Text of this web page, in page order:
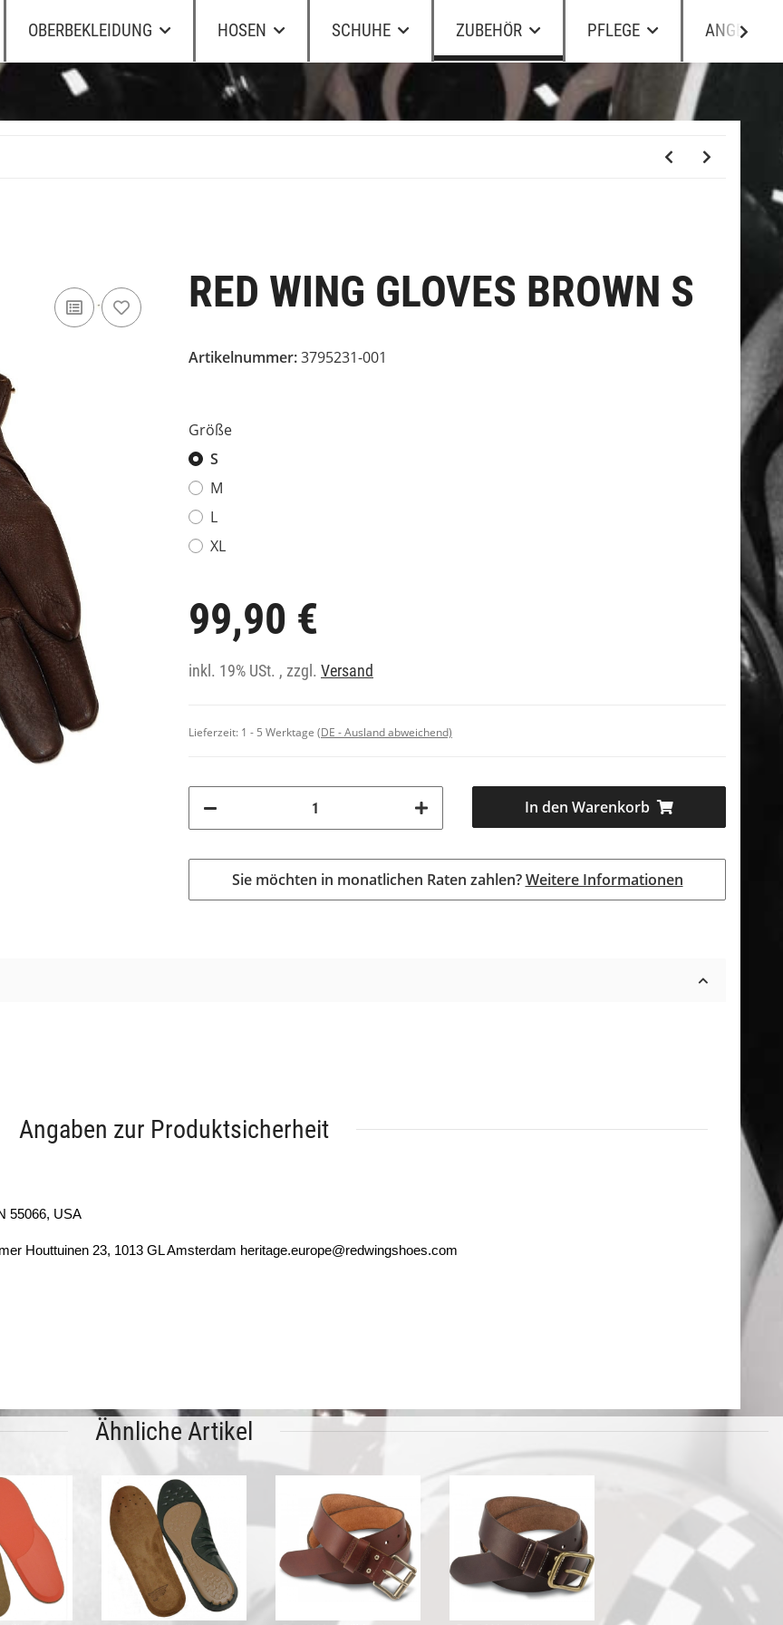
OBERBEKLEIDUNG HOSEN SCHUHE ZUBEHÖR PFLEGE ANGEBOTE
RED WING GLOVES BROWN S
Artikelnummer:3795231-001
Größe
S
M
L
XL
99,90 €
inkl. 19% USt. , zzgl. Versand
Lieferzeit: 1 - 5 Werktage (DE - Ausland abweichend)
In den Warenkorb
Sie möchten in monatlichen Raten zahlen?Weitere Informationen
Angaben zur Produktsicherheit
55066, USA
Houttuinen 23, 1013 GL Amsterdam heritage.europe@redwingshoes.com
Ähnliche Artikel